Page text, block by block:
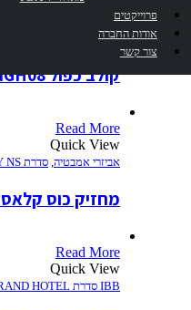
פרוייקטים
אודות החברה
צור קשר
Read More
Quick View
IBB סדרת GRAND HOTEL
קולב כפול PIGH08
Read More
Quick View
אביזרי אמבטיה, סדרת ITALY NS
מחזיק כוס קלאס NK-322
Read More
Quick View
IBB סדרת GRAND HOTEL